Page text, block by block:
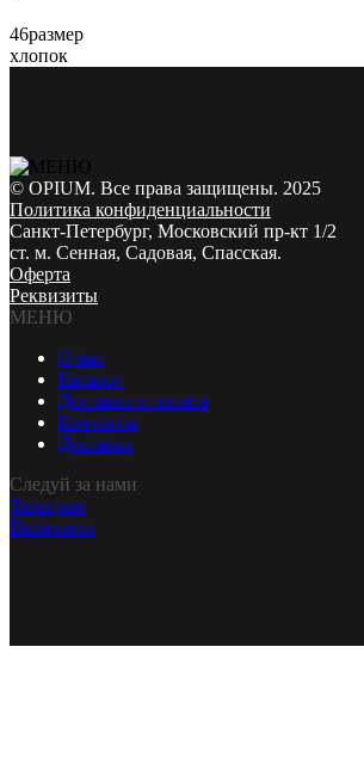
46размер
хлопок
© OPIUM. Все права защищены. 2025
Политика конфиденциальности
Санкт-Петербург, Московский пр-кт 1/2
ст. м. Сенная, Садовая, Спасская.
Оферта
Реквизиты
МЕНЮ
О нас
Каталог
Доставка и оплата
Контакты
Доставка
Следуй за нами
Телеграм
Вконтакте